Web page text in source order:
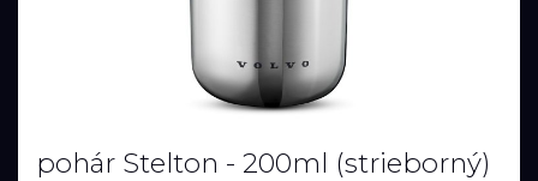
pohár Stelton - 200ml (strieborný)